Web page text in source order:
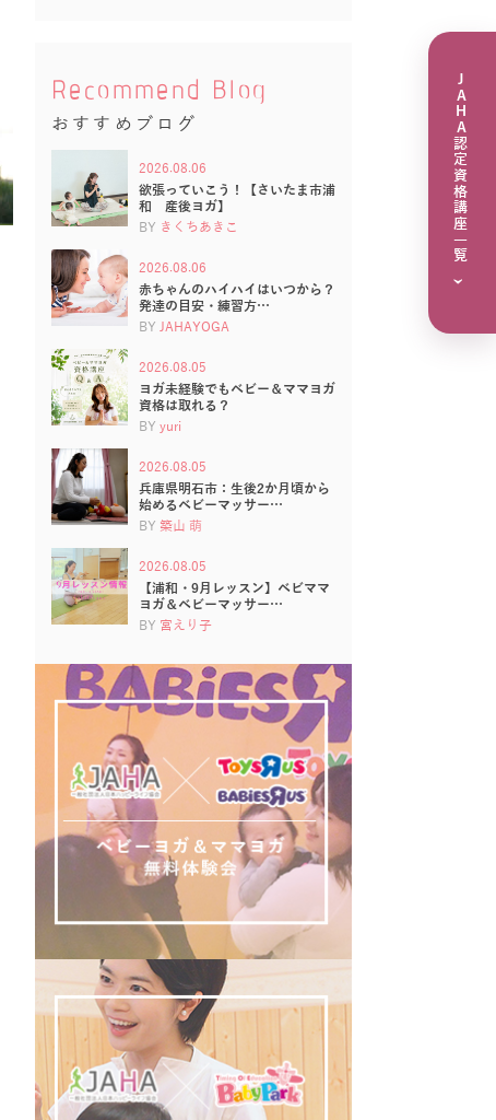
Recommend Blog
おすすめブログ
2026.08.06
欲張っていこう！【さいたま市浦
和 産後ヨガ】
BY きくちあきこ
2026.08.06
赤ちゃんのハイハイはいつから？
発達の目安・練習方…
BY JAHAYOGA
2026.08.05
ヨガ未経験でもベビー＆ママヨガ
資格は取れる？
BY yuri
2026.08.05
兵庫県明石市：生後2か月頃から
始めるベビーマッサー…
BY 築山 萌
2026.08.05
【浦和・9月レッスン】ベビママ
ヨガ＆ベビーマッサー…
BY 宮えり子
JAHA認定資格講座一覧
›